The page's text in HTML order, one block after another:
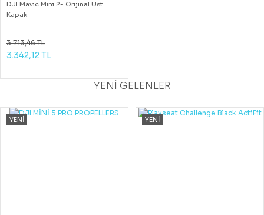
DJI Mavic Mini 2- Orijinal Üst
Kapak
3.713,46 TL
3.342,12 TL
YENİ GELENLER
YENİ YENİ